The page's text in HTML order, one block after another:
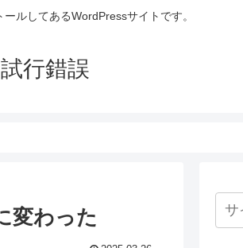
ルしてあるWordPressサイトです。
行錯誤
変わった